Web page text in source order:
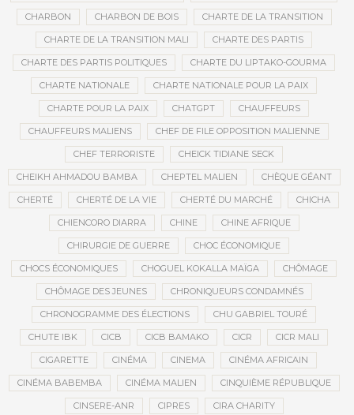
CHARBON CHARBON DE BOIS CHARTE DE LA TRANSITION
CHARTE DE LA TRANSITION MALI CHARTE DES PARTIS
CHARTE DES PARTIS POLITIQUES CHARTE DU LIPTAKO-GOURMA
CHARTE NATIONALE CHARTE NATIONALE POUR LA PAIX
CHARTE POUR LA PAIX CHATGPT CHAUFFEURS
CHAUFFEURS MALIENS CHEF DE FILE OPPOSITION MALIENNE
CHEF TERRORISTE CHEICK TIDIANE SECK
CHEIKH AHMADOU BAMBA CHEPTEL MALIEN CHÈQUE GÉANT
CHERTÉ CHERTÉ DE LA VIE CHERTÉ DU MARCHÉ CHICHA
CHIENCORO DIARRA CHINE CHINE AFRIQUE
CHIRURGIE DE GUERRE CHOC ÉCONOMIQUE
CHOCS ÉCONOMIQUES CHOGUEL KOKALLA MAÏGA CHÔMAGE
CHÔMAGE DES JEUNES CHRONIQUEURS CONDAMNÉS
CHRONOGRAMME DES ÉLECTIONS CHU GABRIEL TOURÉ
CHUTE IBK CICB CICB BAMAKO CICR CICR MALI
CIGARETTE CINÉMA CINEMA CINÉMA AFRICAIN
CINÉMA BABEMBA CINÉMA MALIEN CINQUIÈME RÉPUBLIQUE
CINSERE-ANR CIPRES CIRA CHARITY